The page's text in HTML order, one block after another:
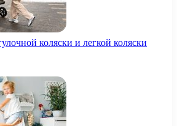
коляски и легкой коляски